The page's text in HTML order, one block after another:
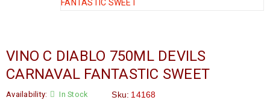
VINO C DIABLO 750ML DEVILS
CARNAVAL FANTASTIC SWEET
Availability: In Stock Sku: 14168